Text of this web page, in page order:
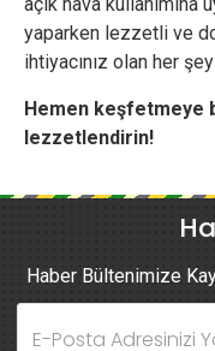
yaparken lezzetli ve
ihtiyacınız olan her
Hemen keşfetmeye
lezzetlendirin!
Haber Bültenimize